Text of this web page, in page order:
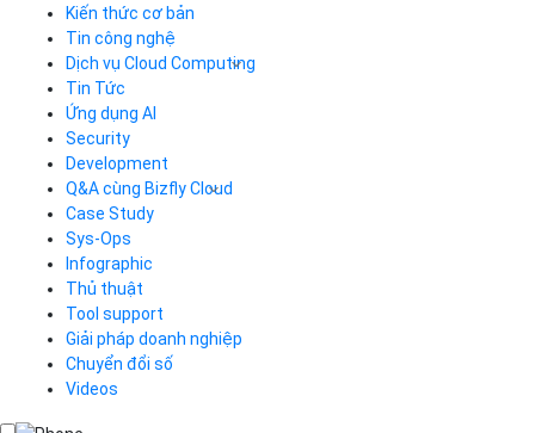
Kiến thức cơ bản
Tin công nghệ
Dịch vụ Cloud Computing
Cloud Server
CDN
Load Balancer
Auto Scaling
Container Registry
Kubernetes
Cloud Database
Call Center
Business Email
Simple Storage
VOD
VPN
Traffic Manager
Cloud VPS
Tin Tức
Ứng dụng AI
Security
Development
Q&A cùng Bizfly Cloud
Q&A về Bizfly Cloud Server
Thao tác kết nối tới server
Videos
Q&A về Bizfly Business Email
Videos
Case Study
Sys-Ops
Infographic
Thủ thuật
Tool support
Giải pháp doanh nghiệp
Chuyển đổi số
Videos